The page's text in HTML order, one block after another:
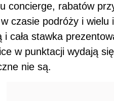
concierge, rabatów
czasie podróży i
i cała stawka
w punktacji wydają
nie są.